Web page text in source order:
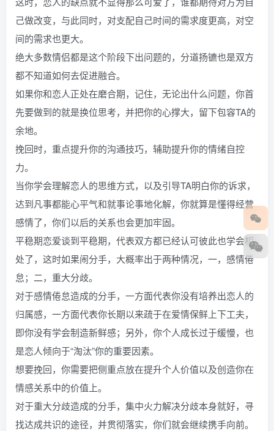
己做改变，与此同时，对支配自己时间的需求度更高，对空
间的需求也更大。
绝大多数情侣都是这个阶段下出问题的，分道扬镳也是双方
都不知道如何去促进融合。
如果你和恋人正处在磨合期，记住，无论出什么问题，你首
先要做到的就是换位思考，并把你的心撑大，留下包容TA的
余地。
挽回时，重点提升你的沟通技巧，辅助提升你的情绪自控
力。
当你学会理解恋人的思维方式，以及引导TA明白你的诉求，
达到凡事都能心平气和就事论事地化解，你就算是懂得经营
感情了，你们以后的关系也会更加牢固。
平稳期恋爱谈到平稳期，代表双方都已经认可彼此也学会相
处了，这时如果闹分手，大概率出于两种情况，一，感情倦
怠；二，重大分歧。
对于感情倦怠造成的分手，一方面代表你没有培养出恋人的
归属感，一方面代表你长期以来疏于在爱情保鲜上下工夫，
即你没有学会制造新鲜感；另外，你个人成长过于缓慢，也
是恋人倾向于“淘汰”你的重要因素。
想要挽回，你需要把侧重点放在提升个人价值以及创造你在
情感关系中的价值上。
对于重大分歧造成的分手，集中火力解决分歧本身就好，寻
找达成共识的途径，并贯彻落实，你们就会继续携手向前。